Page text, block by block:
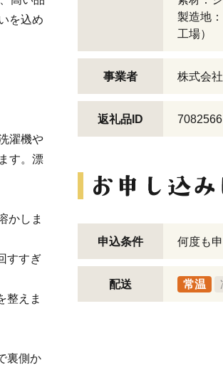
を込め
濯機や
す。漂
かしま
すすぎ
整えま
裏側か
製造地
工場）
事業者 株式会
返礼品ID 7082566
申込条件 何度も
配送 常温